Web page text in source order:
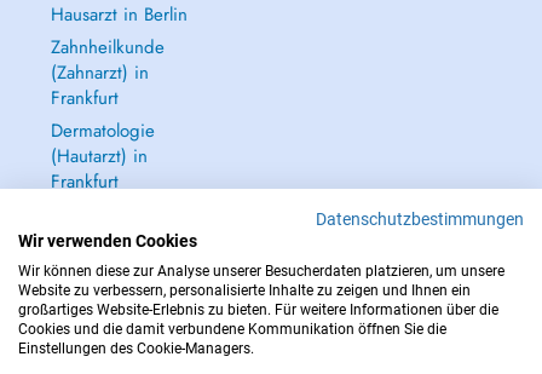
Hausarzt in Berlin
Zahnheilkunde
(Zahnarzt) in
Frankfurt
Dermatologie
(Hautarzt) in
Frankfurt
IM NOTFALL WENDEN SIE SICH AN : 112
Datenschutzbestimmungen
Wir verwenden Cookies
Wir können diese zur Analyse unserer Besucherdaten platzieren, um unsere
Website zu verbessern, personalisierte Inhalte zu zeigen und Ihnen ein
großartiges Website-Erlebnis zu bieten. Für weitere Informationen über die
Cookies und die damit verbundene Kommunikation öffnen Sie die
Einstellungen des Cookie-Managers.